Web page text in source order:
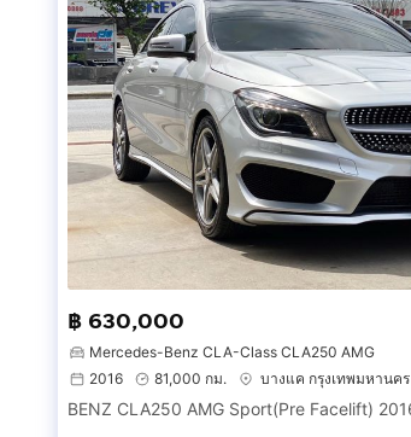
฿ 630,000
Mercedes-Benz CLA-Class CLA250 AMG
2016
81,000 กม. บางแค กรุงเทพมหานคร